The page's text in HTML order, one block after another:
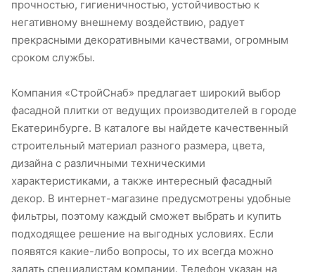
прочностью, гигиеничностью, устойчивостью к
негативному внешнему воздействию, радует
прекрасными декоративными качествами, огромным
сроком службы.
Компания «СтройСнаб» предлагает широкий выбор
фасадной плитки от ведущих производителей в городе
Екатеринбурге. В каталоге вы найдете качественный
строительный материал разного размера, цвета,
дизайна с различными техническими
характеристиками, а также интересный фасадный
декор. В интернет-магазине предусмотрены удобные
фильтры, поэтому каждый сможет выбрать и купить
подходящее решение на выгодных условиях. Если
появятся какие-либо вопросы, то их всегда можно
задать специалистам компании. Телефон указан на